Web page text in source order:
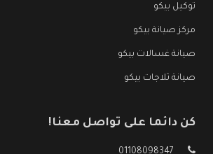
توكيل بيكو
مركز صيانة بيكو
صيانة غسالات بيكو
صيانة ثلاجات بيكو
كن دائما على تواصل معنا!